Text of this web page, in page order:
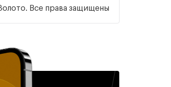
Все права защищены